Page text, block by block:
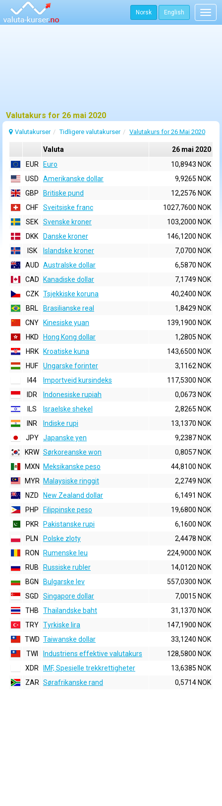
Norsk English
Valutakurs for 26 mai 2020
Valutakurser Tidligere valutakurser Valutakurs for 26 Mai 2020
Valuta
26 mai 2020
EUR
Euro
10,8943 NOK
USD
Amerikanske dollar
9,9265 NOK
GBP
Britiske pund
12,2576 NOK
CHF
Sveitsiske franc
1027,7600 NOK
SEK
Svenske kroner
103,2000 NOK
DKK
Danske kroner
146,1200 NOK
ISK
Islandske kroner
7,0700 NOK
AUD Australske dollar
6,5870 NOK
CAD
Kanadiske dollar
7,1749 NOK
CZK Tsjekkiske koruna
40,2400 NOK
BRL
Brasilianske real
1,8429 NOK
CNY
Kinesiske yuan
139,1900 NOK
HKD
Hong Kong dollar
1,2805 NOK
HRK
Kroatiske kuna
143,6500 NOK
HUF
Ungarske forinter
3,1162 NOK
I44
Importveid kursindeks
117,5300 NOK
IDR
Indonesiske rupiah
0,0673 NOK
ILS
Israelske shekel
2,8265 NOK
INR
Indiske rupi
13,1370 NOK
JPY Japanske yen
9,2387 NOK
KRW Sørkoreanske won
0,8057 NOK
MXN
Meksikanske peso
44,8100 NOK
MYR
Malaysiske ringgit
2,2749 NOK
NZD
New Zealand dollar
6,1491 NOK
PHP
Filippinske peso
19,6800 NOK
PKR
Pakistanske rupi
6,1600 NOK
PLN
Polske zloty
2,4478 NOK
RON
Rumenske leu
224,9000 NOK
RUB
Russiske rubler
14,0120 NOK
BGN
Bulgarske lev
557,0300 NOK
SGD
Singapore dollar
7,0015 NOK
THB
Thailandske baht
31,1370 NOK
TRY Tyrkiske lira
147,1900 NOK
TWD Taiwanske dollar
33,1240 NOK
TWI
Industriens effektive valutakurs
128,5800 NOK
XDR
IMF, Spesielle trekkrettigheter
13,6385 NOK
ZAR Sørafrikanske rand 0,5714 NOK